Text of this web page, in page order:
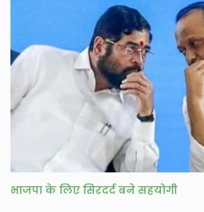
भाजपा के लिए सिरदर्द बने सहयोगी